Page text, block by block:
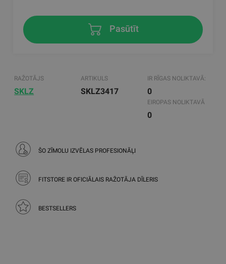
Pasūtīt
RAŽOTĀJS
SKLZ
ARTIKULS
SKLZ3417
IR RĪGAS NOLIKTAVĀ:
0
EIROPAS NOLIKTAVĀ
0
ŠO ZĪMOLU IZVĒLAS PROFESIONĀĻI
FITSTORE IR OFICIĀLAIS RAŽOTĀJA DĪLERIS
BESTSELLERS